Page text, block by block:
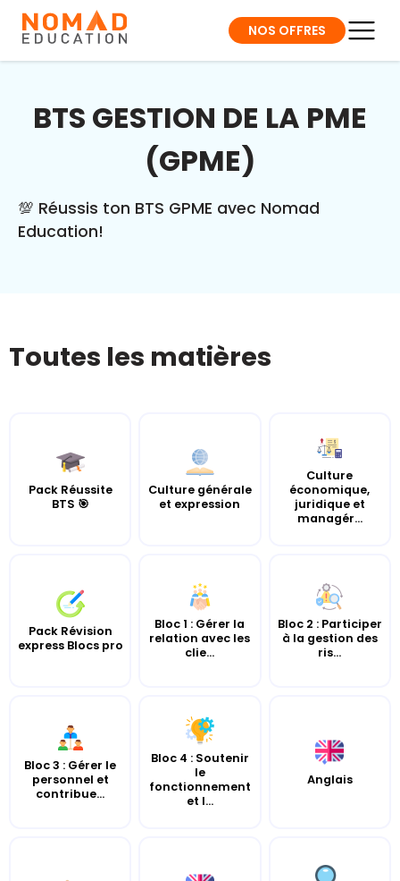
NOS OFFRES
BTS GESTION DE LA PME
(GPME)
💯 Réussis ton BTS GPME avec Nomad
Education!
Toutes les matières
Pack Réussite
BTS 🎯
Culture générale
et expression
Culture
économique,
juridique et
managér...
Pack Révision
express Blocs pro
Bloc 1 : Gérer la
relation avec les
clie...
Bloc 2 : Participer
à la gestion des
ris...
Bloc 3 : Gérer le
personnel et
contribue...
Bloc 4 : Soutenir
le
fonctionnement
et l...
Anglais